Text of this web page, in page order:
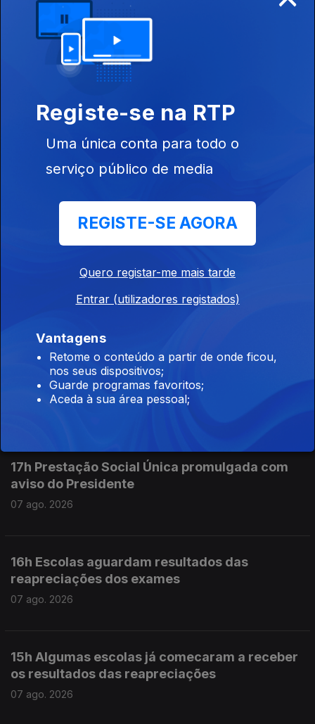
espanholas
07 ago. 2026
vindos de Itália
07 ago. 2026
Constitucional
19h Seguro trava lei do retorno de
estrangeiros
18h Volta: Rui Oliveira mantém a camisola
amarela
17h Prestação Social Única promulgada com
aviso do Presidente
07 ago. 2026
16h Escolas aguardam resultados das
reapreciações dos exames
07 ago. 2026
15h Algumas escolas já comecaram a receber
os resultados das reapreciações
07 ago. 2026
Registe-se na RTP
Uma única conta para todo o
serviço público de media
REGISTE-SE AGORA
Quero registar-me mais tarde
Entrar (utilizadores registados)
Vantagens
Retome o conteúdo a partir de onde ficou,
nos seus dispositivos;
Guarde programas favoritos;
Aceda à sua área pessoal;